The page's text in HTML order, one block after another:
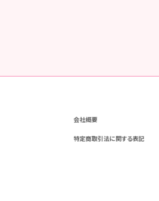
会社概要
特定商取引法に関する表記